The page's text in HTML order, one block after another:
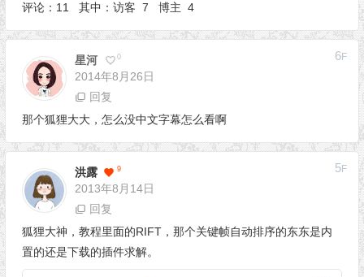
评论：11 其中：访客 7 博主 4
星河 0
2014年8月26日
6F
回复
那个狐狸大大，怎么没中文字幕怎么看啊
洪露 9
2013年8月14日
5F
回复
狐狸大神，教程里面的RIFT，那个关键帧自动排序的东东是内
置的还是下载的插件求解。